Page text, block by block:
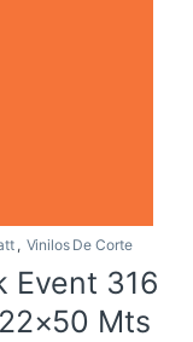
, Vinilos De Corte
Event 316
Mts